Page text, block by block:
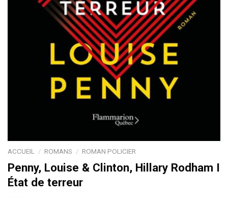
ACCUEIL / ROMANS / ROMAN POLICIER
Penny, Louise & Clinton, Hillary Rodham I
État de terreur